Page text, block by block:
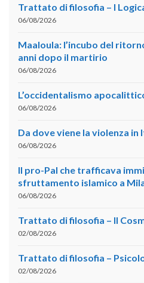
Trattato di filosofia – I
06/08/2026
Maaloula: l’incubo del
anni dopo il martirio
06/08/2026
L’occidentalismo
06/08/2026
Da dove viene la violenza in
06/08/2026
Il pro-Pal che trafficava
sfruttamento islamico a
06/08/2026
Trattato di filosofia – II
02/08/2026
Trattato di filosofia –
02/08/2026